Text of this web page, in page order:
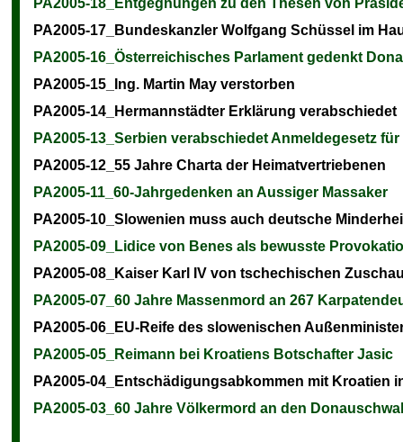
PA2005-18_Entgegnungen zu den Thesen von
PA2005-17_Bundeskanzler Wolfgang Schüssel im
PA2005-16_Österreichisches Parlament gedenkt
PA2005-15_Ing. Martin May verstorben
PA2005-14_Hermannstädter Erklärung verabschiedet
PA2005-13_Serbien verabschiedet Anmeldegesetz
PA2005-12_55 Jahre Charta der Heimatvertriebenen
PA2005-11_60-Jahrgedenken an Aussiger Massaker
PA2005-10_Slowenien muss auch deutsche
PA2005-09_Lidice von Benes als bewusste
PA2005-08_Kaiser Karl IV von tschechischen
PA2005-07_60 Jahre Massenmord an 267
PA2005-06_EU-Reife des slowenischen
PA2005-05_Reimann bei Kroatiens Botschafter Jasic
PA2005-04_Entschädigungsabkommen mit Kroatien
PA2005-03_60 Jahre Völkermord an den